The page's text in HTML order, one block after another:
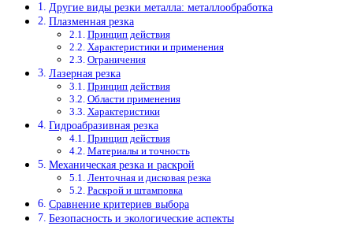
Другие виды резки металла: металлообработка
Плазменная резка
Принцип действия
Характеристики и применения
Ограничения
Лазерная резка
Принцип действия
Области применения
Характеристики
Гидроабразивная резка
Принцип действия
Материалы и точность
Механическая резка и раскрой
Ленточная и дисковая резка
Раскрой и штамповка
Сравнение критериев выбора
Безопасность и экологические аспекты